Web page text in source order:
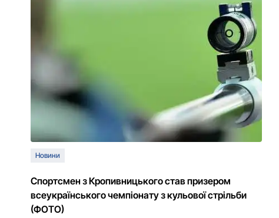
Новини
Спортсмен з Кропивницького став призером
всеукраїнського чемпіонату з кульової стрільби
(ФОТО)